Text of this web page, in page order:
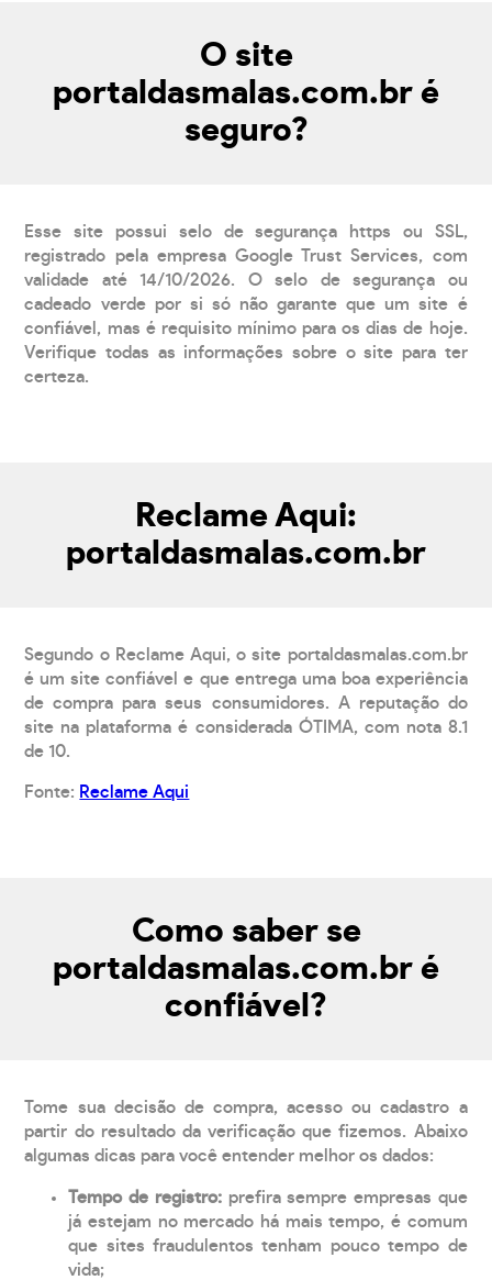
O site
portaldasmalas.com.br é
seguro?
Esse site possui selo de segurança https ou SSL,
registrado pela empresa Google Trust Services, com
validade até 14/10/2026. O selo de segurança ou
cadeado verde por si só não garante que um site é
confiável, mas é requisito mínimo para os dias de hoje.
Verifique todas as informações sobre o site para ter
certeza.
Reclame Aqui:
portaldasmalas.com.br
Segundo o Reclame Aqui, o site portaldasmalas.com.br
é um site confiável e que entrega uma boa experiência
de compra para seus consumidores. A reputação do
site na plataforma é considerada ÓTIMA, com nota 8.1
de 10.
Fonte: Reclame Aqui
Como saber se
portaldasmalas.com.br é
confiável?
Tome sua decisão de compra, acesso ou cadastro a
partir do resultado da verificação que fizemos. Abaixo
algumas dicas para você entender melhor os dados:
Tempo de registro: prefira sempre empresas que
já estejam no mercado há mais tempo, é comum
que sites fraudulentos tenham pouco tempo de
vida;